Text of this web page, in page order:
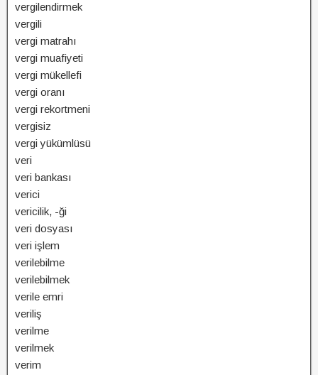
vergilendirmek
vergili
vergi matrahı
vergi muafiyeti
vergi mükellefi
vergi oranı
vergi rekortmeni
vergisiz
vergi yükümlüsü
veri
veri bankası
verici
vericilik, -ği
veri dosyası
veri işlem
verilebilme
verilebilmek
verile emri
veriliş
verilme
verilmek
verim